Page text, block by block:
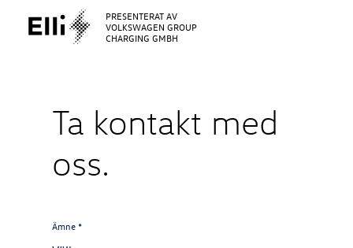
PRESENTERAT AV
VOLKSWAGEN GROUP
CHARGING GMBH
Ta kontakt med
oss.
Ämne *